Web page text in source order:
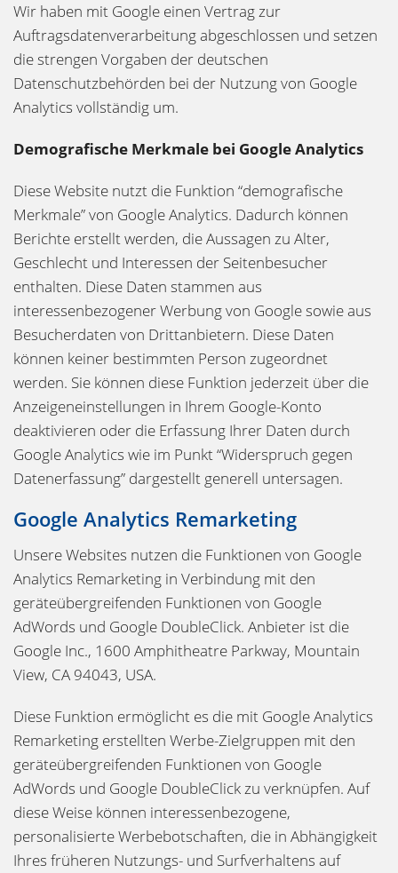
Wir haben mit Google einen Vertrag zur
Auftragsdatenverarbeitung abgeschlossen und setzen
die strengen Vorgaben der deutschen
Datenschutzbehörden bei der Nutzung von Google
Analytics vollständig um.
Demografische Merkmale bei Google Analytics
Diese Website nutzt die Funktion “demografische
Merkmale” von Google Analytics. Dadurch können
Berichte erstellt werden, die Aussagen zu Alter,
Geschlecht und Interessen der Seitenbesucher
enthalten. Diese Daten stammen aus
interessenbezogener Werbung von Google sowie aus
Besucherdaten von Drittanbietern. Diese Daten
können keiner bestimmten Person zugeordnet
werden. Sie können diese Funktion jederzeit über die
Anzeigeneinstellungen in Ihrem Google-Konto
deaktivieren oder die Erfassung Ihrer Daten durch
Google Analytics wie im Punkt “Widerspruch gegen
Datenerfassung” dargestellt generell untersagen.
Google Analytics Remarketing
Unsere Websites nutzen die Funktionen von Google
Analytics Remarketing in Verbindung mit den
geräteübergreifenden Funktionen von Google
AdWords und Google DoubleClick. Anbieter ist die
Google Inc., 1600 Amphitheatre Parkway, Mountain
View, CA 94043, USA.
Diese Funktion ermöglicht es die mit Google Analytics
Remarketing erstellten Werbe-Zielgruppen mit den
geräteübergreifenden Funktionen von Google
AdWords und Google DoubleClick zu verknüpfen. Auf
diese Weise können interessenbezogene,
personalisierte Werbebotschaften, die in Abhängigkeit
Ihres früheren Nutzungs- und Surfverhaltens auf